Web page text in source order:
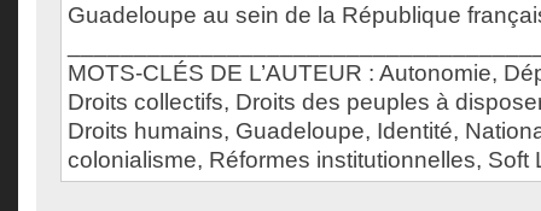
Guadeloupe au sein de la République
MOTS-CLÉS DE L’AUTEUR : Autonomie,
Droits collectifs, Droits des peuples à
Droits humains, Guadeloupe, Identité,
colonialisme, Réformes institutionnelles, Soft